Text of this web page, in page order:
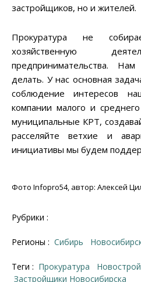
застройщиков, но и жителей.
Прокуратура не
хозяйственную
предпринимательства.
делать. У нас основная
соблюдение интересов
компании малого и
муниципальные КРТ,
расселяйте ветхие и
инициативы мы будем
Фото Infopro54, автор: Алексей
Рубрики :
Регионы : Сибирь
Теги : прокуратура
застройщики Новосибирска